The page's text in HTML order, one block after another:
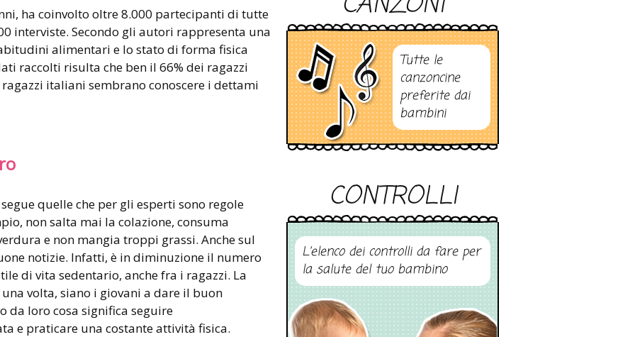
ha coinvolto oltre 8.000 partecipanti di tutte
interviste. Secondo gli autori rappresenta una
alimentari e lo stato di forma fisica
raccolti risulta che ben il 66% dei ragazzi
italiani sembrano conoscere i dettami
quelle che per gli esperti sono regole
non salta mai la colazione, consuma
e non mangia troppi grassi. Anche sul
notizie. Infatti, è in diminuzione il numero
di vita sedentario, anche fra i ragazzi. La
volta, siano i giovani a dare il buon
da loro cosa significa seguire
e praticare una costante attività fisica.
Tutte le
canzoncine
preferite dai
bambini
CONTROLLI
L’elenco dei controlli da fare per
la salute del tuo bambino